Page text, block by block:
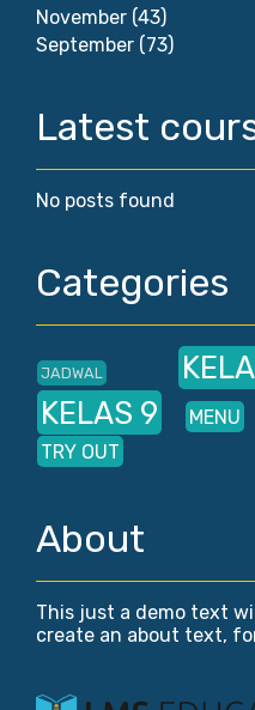
November (43)
September (73)
Latest
No posts found
Categories
JADWAL
KELAS 9
MENU
TRY OUT
About
This just a demo text
create an about text,